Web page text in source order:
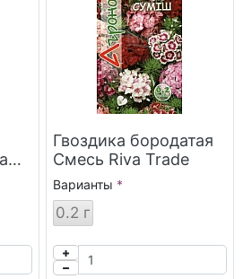
Гвоздика бородатая
Смесь Riva Trade
Варианты
0.2 г